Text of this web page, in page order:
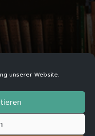
unserer Website.